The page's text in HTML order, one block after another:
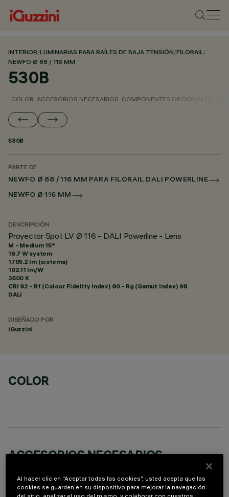
INTERIOR/LUMINARIAS PARA RAÍLES DE BAJA TENSIÓN/FILORAIL/
NEWFO Ø 88 / 116 MM
530B
COLOR ACCESORIOS NECESARIOS COMPONENTES OPCIONALES
530B
PARTE DE
NEWFO Ø 88 / 116 MM PARA FILORAIL DALI POWERLINE
NEWFO Ø 116 MM
DESCRIPCIÓN
Proyector Spot LV Ø 116 - DALI Powerline - Lens
M - Medium 15°
16.7 W system
1705.2 lm (sistema)
102.11 lm/W
3500 K
CRI 92 - Rf (Colour Fidelity Index) 90 - Rg (Gamut Index) 98
DALI
DISEÑADO POR
iGuzzini
COLOR
ACCESORIOS NECESARIOS
producto:
Al hacer clic en “Aceptar todas las cookies”, usted acepta que las
cookies se guarden en su dispositivo para mejorar la navegación